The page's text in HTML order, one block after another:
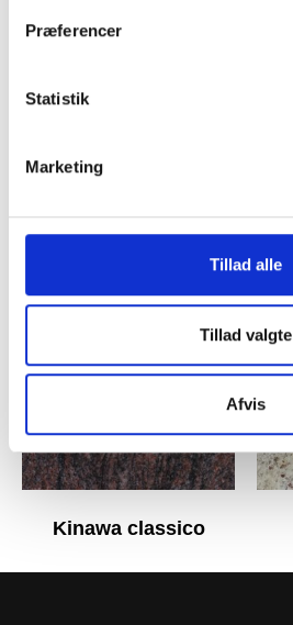
Præferencer
Statistik
Marketing
Tillad alle
Tillad valgte
Afvis
Nebu
Kinawa classico